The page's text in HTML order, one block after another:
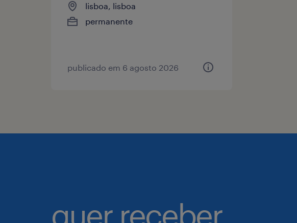
lisboa, lisboa
permanente
publicado em 6 agosto 2026
quer receber